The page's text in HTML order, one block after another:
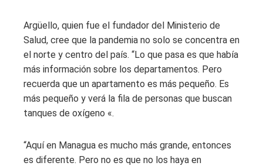
Argüello, quien fue el fundador del Ministerio de
Salud, cree que la pandemia no solo se concentra en
el norte y centro del país. “Lo que pasa es que había
más información sobre los departamentos. Pero
recuerda que un apartamento es más pequeño. Es
más pequeño y verá la fila de personas que buscan
tanques de oxígeno «.
“Aquí en Managua es mucho más grande, entonces
es diferente. Pero no es que no los haya en